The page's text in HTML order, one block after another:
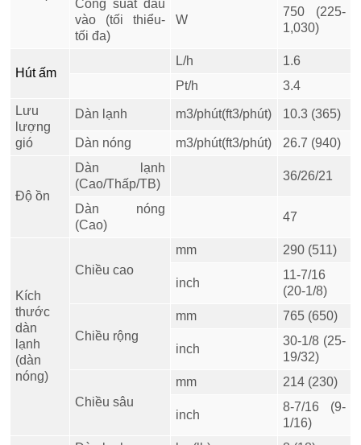
Công suất đầu
vào (tối thiểu-
tối đa)
W
750 (225-
1,030)
Hút ấm
L/h
1.6
Pt/h
3.4
Lưu
lượng
gió
Dàn lạnh m3/phút(ft3/phút) 10.3 (365)
Dàn nóng m3/phút(ft3/phút) 26.7 (940)
Độ ồn
Dàn lạnh
(Cao/Thấp/TB)
36/26/21
Dàn nóng
(Cao)
47
Kích
thước
dàn
lạnh
(dàn
nóng)
Chiều cao
mm 290 (511)
inch
11-7/16
(20-1/8)
Chiều rộng
mm 765 (650)
inch
30-1/8 (25-
19/32)
Chiều sâu
mm 214 (230)
inch
8-7/16 (9-
1/16)